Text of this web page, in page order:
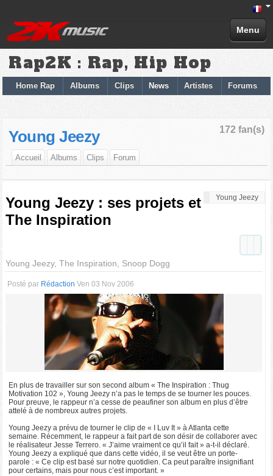
Menu
Rap2K : Rap, Hip Hop
Home Rap Albums Clips News Artistes Forums
172 fan(s)
Young Jeezy
Accueil Albums Clips Forum
Young Jeezy
Young Jeezy : ses projets et
The Inspiration
Young Jeezy, The Inspiration, Snoop Dogg
Posté par Rédaction Ven 03 Nov 2006
En plus de travailler sur son second album « The Inspiration : Thug
Motivation 102 », Young Jeezy n’a pas le temps de se tourner les pouces.
Pour preuve, le rappeur n’a cesse de peaufiner son album en plus d’être
attelé à de nombreux autres projets.
Young Jeezy a prévu de tourner le clip de « I Luv It » à Atlanta cette
semaine. Récemment, le rappeur a fait part de son désir de collaborer avec
le réalisateur Jesse Terrero. « J’aime vraiment ce qu’il fait » a-t-il déclaré.
Young Jeezy a expliqué que dans cette vidéo, il se veut être un porte-
parole : « Ce clip est basé sur notre quotidien. Ca peut paraître insignifiant
pour certains, mais pour nous c’est important. »